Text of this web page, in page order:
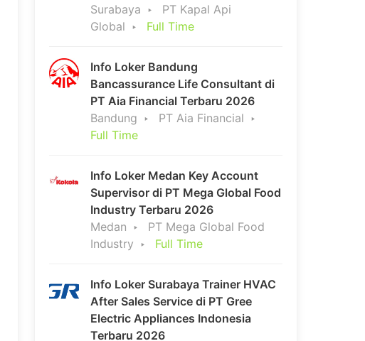
Surabaya
PT Kapal Api
Global
Full Time
Info Loker Bandung
Bancassurance Life Consultant di
PT Aia Financial Terbaru 2026
Bandung
PT Aia Financial
Full Time
Info Loker Medan Key Account
Supervisor di PT Mega Global Food
Industry Terbaru 2026
Medan
PT Mega Global Food
Industry
Full Time
Info Loker Surabaya Trainer HVAC
After Sales Service di PT Gree
Electric Appliances Indonesia
Terbaru 2026